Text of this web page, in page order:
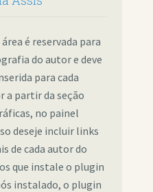
é reservada para
do autor e deve
para cada
a partir da seção
no painel
deseje incluir links
de cada autor do
que instale o plugin
instalado, o plugin